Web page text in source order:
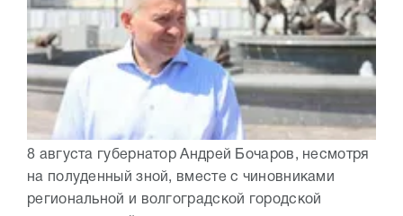
8 августа губернатор Андрей Бочаров, несмотря
на полуденный зной, вместе с чиновниками
региональной и волгоградской городской